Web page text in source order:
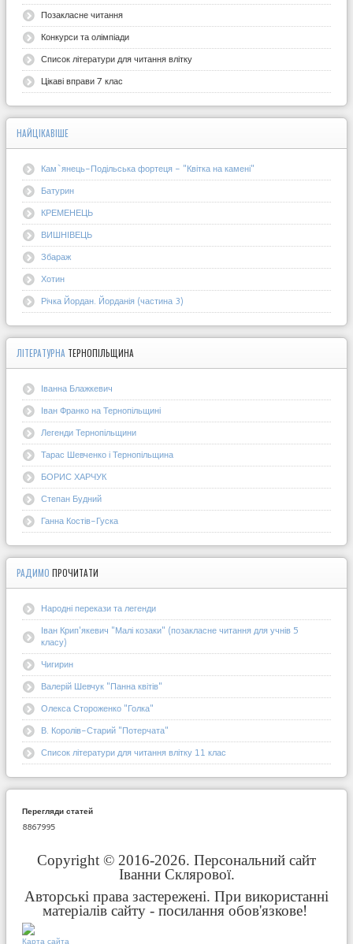
Позакласне читання
Конкурси та олімпіади
Список літератури для читання влітку
Цікаві вправи 7 клас
НАЙЦІКАВІШЕ
Кам`янець-Подільська фортеця - "Квітка на камені"
Батурин
КРЕМЕНЕЦЬ
ВИШНІВЕЦЬ
Збараж
Хотин
Річка Йордан. Йорданія (частина 3)
ЛІТЕРАТУРНА ТЕРНОПІЛЬЩИНА
Іванна Блажкевич
Іван Франко на Тернопільщині
Легенди Тернопільщини
Тарас Шевченко і Тернопільщина
БОРИС ХАРЧУК
Степан Будний
Ганна Костів-Гуска
РАДИМО ПРОЧИТАТИ
Народні перекази та легенди
Іван Крип'якевич "Малі козаки" (позакласне читання для учнів 5
класу)
Чигирин
Валерій Шевчук "Панна квітів"
Олекса Стороженко "Голка"
В. Королів-Старий "Потерчата"
Список літератури для читання влітку 11 клас
Перегляди статей
8867995
Copyright © 2016-2026. Персональний сайт
Іванни Склярової.
Авторські права застережені. При використанні
матеріалів сайту - посилання обов'язкове!
Карта сайта